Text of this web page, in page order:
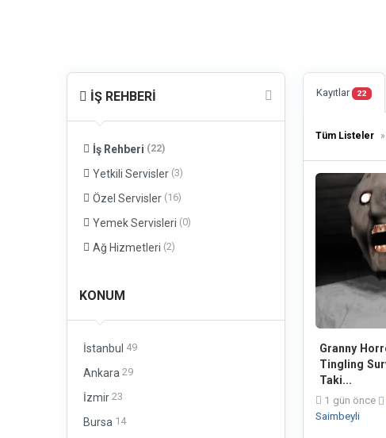
İŞ REHBERI
İş Rehberi (22)
Yetkili Servisler (3)
Özel Servisler (16)
Yemek Servisleri (0)
Ağ Hizmetleri (2)
KONUM
İstanbul 49
Ankara 29
İzmir 23
Bursa 14
Kayıtlar 22
Tüm Listeler »
Granny
Tingling
Taki...
1 gün önce
Saimbeyli